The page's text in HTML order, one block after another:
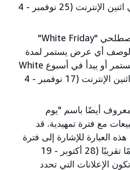
ويستمر أو يبدأ في اثنين الإنترنت (25 نوفمبر - 4
يمكن استخدام مصطلحي "White Friday"
لوصف أي عرض يستمر لمدة
14 يومًا تقريبًا، ويستمر أو يبدأ في أسبوع White
Friday أو أسبوع اثنين الإنترنت (17 نوفمبر - 4
المعروف أيضًا باسم "يوم
مع فترة تمهيدية. قد
العبارة للإشارة إلى فترة
زمنية تدوم 21 يومًا تقريبًا (28 أكتوبر - 19
الإعلانات التي تحدد